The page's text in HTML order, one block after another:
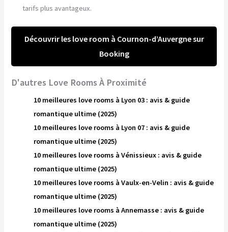
tarifs plus avantageux.
Découvrir les love room à Cournon-d’Auvergne sur
Booking
D'autres Love Rooms À Proximité
10 meilleures love rooms à Lyon 03 : avis & guide
romantique ultime (2025)
10 meilleures love rooms à Lyon 07 : avis & guide
romantique ultime (2025)
10 meilleures love rooms à Vénissieux : avis & guide
romantique ultime (2025)
10 meilleures love rooms à Vaulx-en-Velin : avis & guide
romantique ultime (2025)
10 meilleures love rooms à Annemasse : avis & guide
romantique ultime (2025)